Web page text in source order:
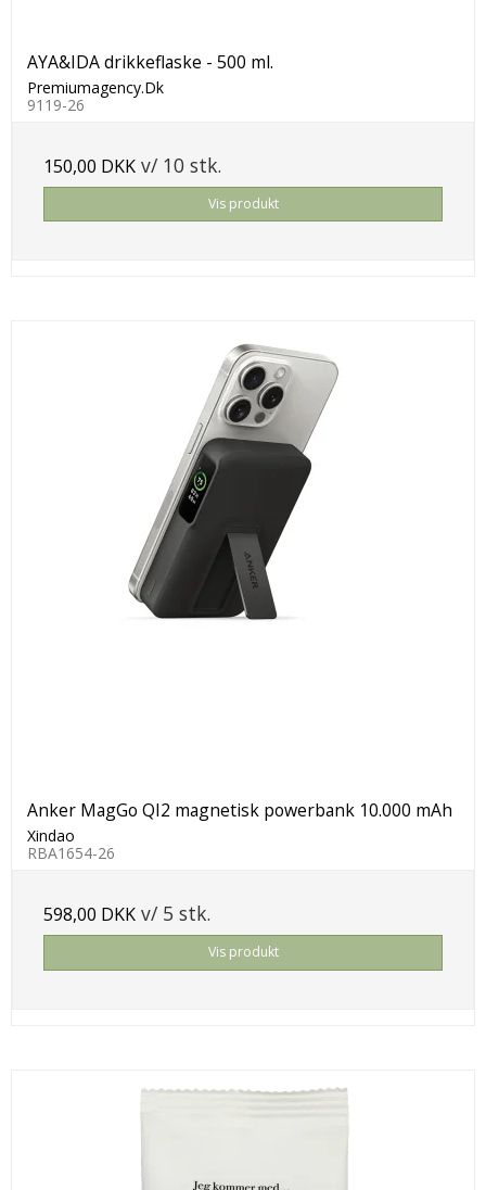
AYA&IDA drikkeflaske - 500 ml.
Premiumagency.Dk
9119-26
150,00 DKK v/ 10 stk.
Vis produkt
Anker MagGo QI2 magnetisk powerbank 10.000 mAh
Xindao
RBA1654-26
598,00 DKK v/ 5 stk.
Vis produkt